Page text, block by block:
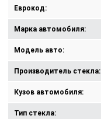
Еврокод:
Марка автомобиля:
Модель авто:
Производитель стекла:
Кузов автомобиля:
Тип стекла: